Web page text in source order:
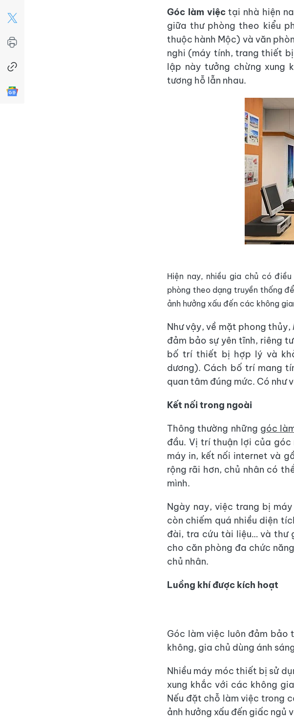
Góc làm việctại nhà hiện
giữa thư phòng theo kiểu
thuộc hành Mộc) và văn
nghi (máy tính, trang thiết
lập này tưởng chừng xung
tương hỗ lẫn nhau.
Hiện nay, nhiều gia chủ có
phòng theo dạng truyền thống
ảnh hưởng xấu đến các không
Như vậy, về mặt phong thủy,
đảm bảo sự yên tĩnh, riêng
bố trí thiết bị hợp lý và
dương). Cách bố trí mang
quan tâm đúng mức. Có như
Kết nối trong ngoài
Thông thường những góc
đầu. Vị trí thuận lợi của
máy in, kết nối internet và
rộng rãi hơn, chủ nhân có
mình.
Ngày nay, việc trang bị
còn chiếm quá nhiều diện
đài, tra cứu tài liệu… và thư
cho căn phòng đa chức
chủ nhân.
Luồng khí được kích hoạt
Góc làm việc luôn đảm bảo
không, gia chủ dùng ánh
Nhiều máy móc thiết bị sử
xung khắc với các không
Nếu đặt chỗ làm việc trong
ảnh hưởng xấu đến giấc ngủ